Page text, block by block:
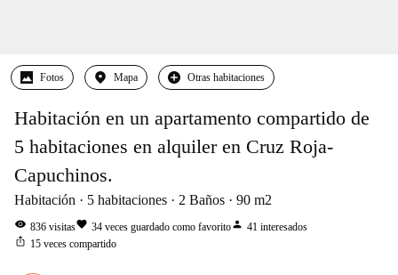
Fotos Mapa Otras habitaciones
Habitación en un apartamento compartido de
5 habitaciones en alquiler en Cruz Roja-
Capuchinos.
Habitación 5 habitaciones 2 Baños 90 m2
visibility 836 visitasfavorite 34 veces guardado como favoritoperson 41 interesados
ios_share 15 veces compartido